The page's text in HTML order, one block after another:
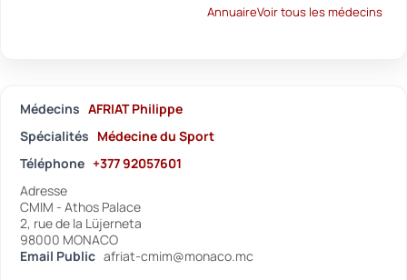
AnnuaireVoir tous les médecins
Médecins AFRIAT Philippe
Spécialités Médecine du Sport
Téléphone +377 92057601
Adresse
CMIM - Athos Palace
2, rue de la Lüjerneta
98000 MONACO
Email Public afriat-cmim@monaco.mc